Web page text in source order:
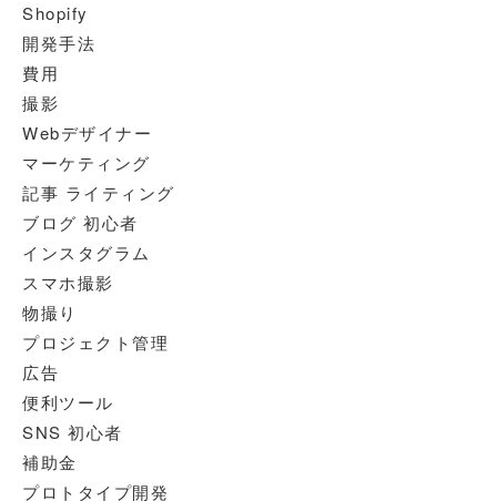
Shopify
開発手法
費用
撮影
Webデザイナー
マーケティング
記事 ライティング
ブログ 初心者
インスタグラム
スマホ撮影
物撮り
プロジェクト管理
広告
便利ツール
SNS 初心者
補助金
プロトタイプ開発